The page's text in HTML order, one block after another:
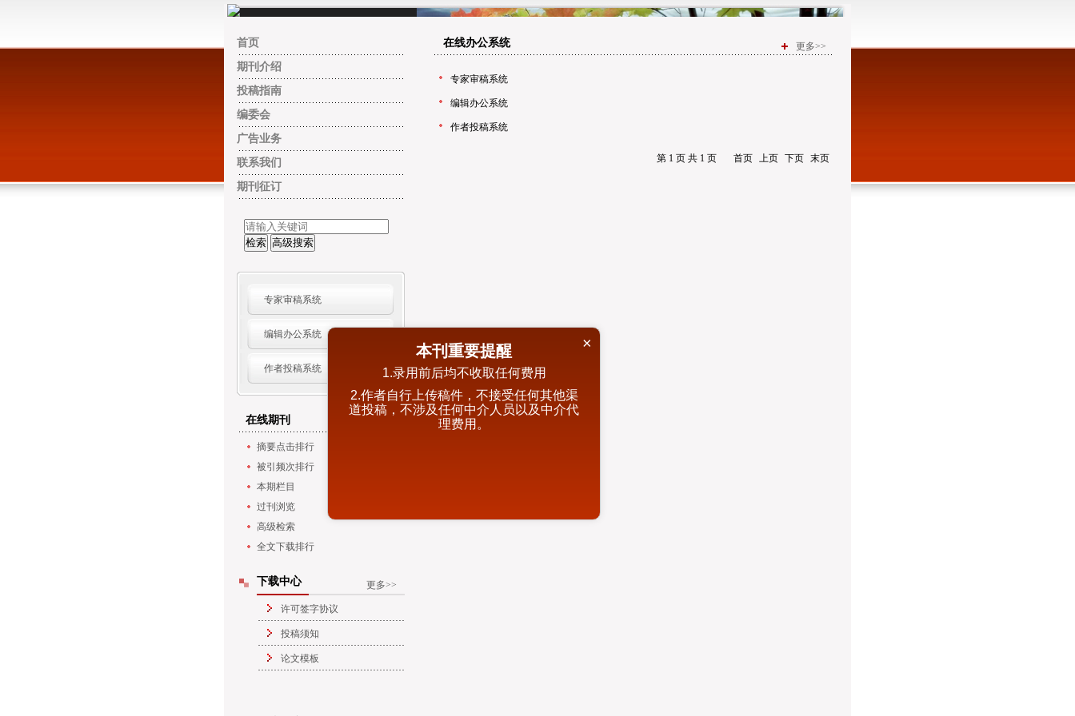
首页
期刊介绍
投稿指南
编委会
广告业务
联系我们
期刊征订
专家审稿系统
编辑办公系统
作者投稿系统
在线期刊
摘要点击排行
被引频次排行
本期栏目
过刊浏览
高级检索
全文下载排行
下载中心 更多>>
许可签字协议
投稿须知
论文模板
在线办公系统 更多>>
专家审稿系统
编辑办公系统
作者投稿系统
第 1 页 共 1 页 首页 上页 下页 末页
本刊重要提醒
1.录用前后均不收取任何费用
2.作者自行上传稿件，不接受任何其他渠
道投稿，不涉及任何中介人员以及中介代
理费用。